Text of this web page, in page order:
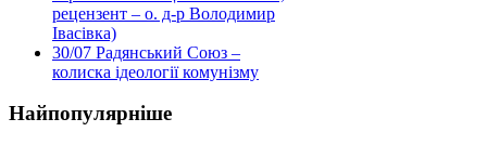
рецензент – о. д-р Володимир
Івасівка)
30/07 Радянський Союз –
колиска ідеології комунізму
Найпопулярніше